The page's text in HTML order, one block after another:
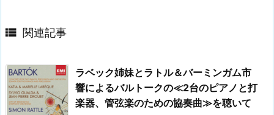
 関連記事
ラベック姉妹とラトル＆バーミンガム市
響によるバルトークの≪2台のピアノと打
楽器、管弦楽のための協奏曲≫を聴いて